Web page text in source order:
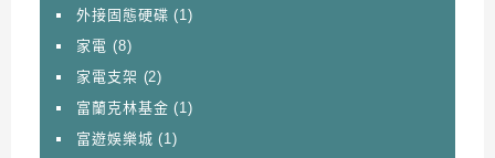
外接固態硬碟 (1)
家電 (8)
家電支架 (2)
富蘭克林基金 (1)
富遊娛樂城 (1)